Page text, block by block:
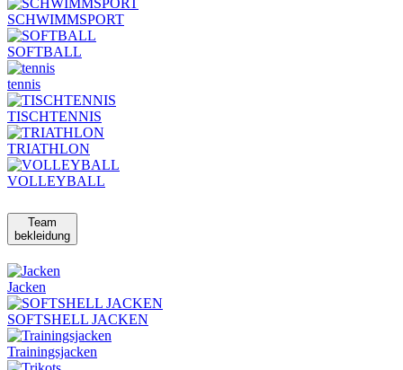
SCHWIMMSPORT
SOFTBALL
tennis
TISCHTENNIS
TRIATHLON
VOLLEYBALL
Team
bekleidung
Jacken
SOFTSHELL JACKEN
Trainingsjacken